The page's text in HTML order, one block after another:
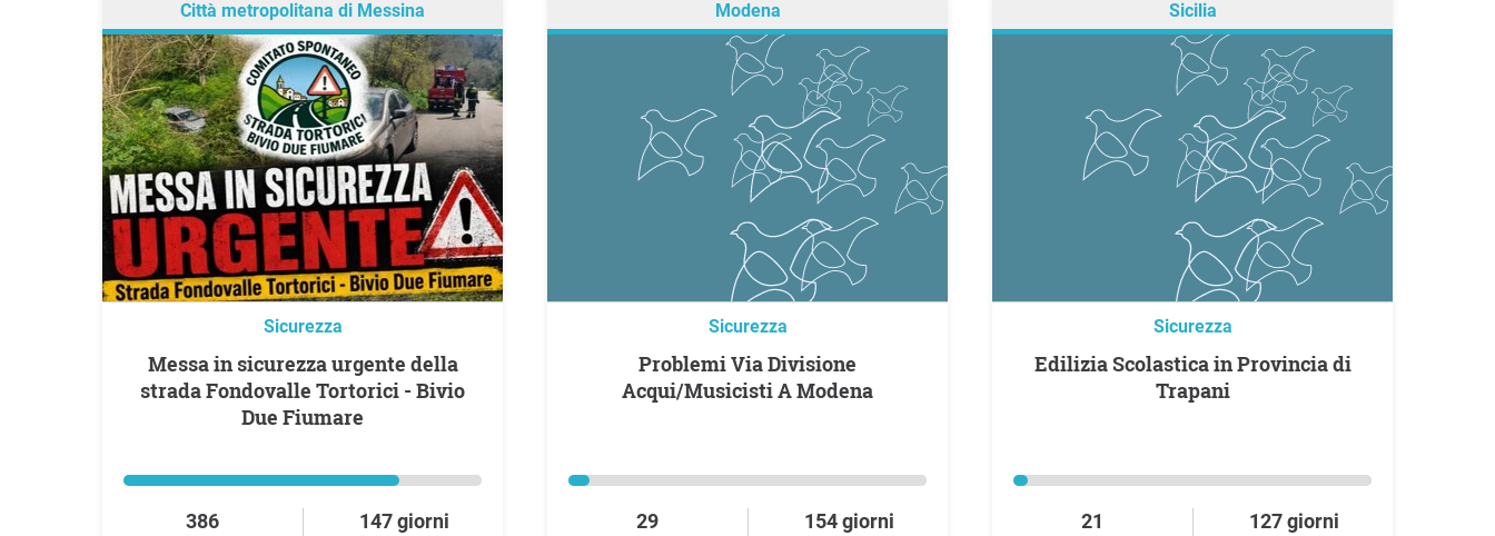
Città metropolitana di Messina
Sicurezza
Messa in sicurezza urgente della
strada Fondovalle Tortorici - Bivio
Due Fiumare
386 147 giorni
Modena
Sicurezza
Problemi Via Divisione
Acqui/Musicisti A Modena
29 154 giorni
Sicilia
Sicurezza
Edilizia Scolastica in Provincia di
Trapani
21 127 giorni